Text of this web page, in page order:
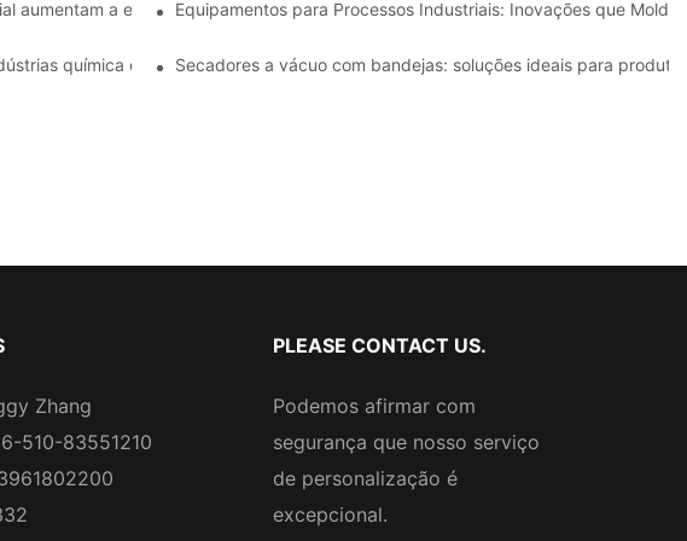
aumentam a eficiência operacionalEquipamentos para Processos Industriais: Inovações que
química e alimentíciaSecadores a vácuo com bandejas: soluções ideais para
Zhang
510-83551210
PLEASE CONTACT US.
Podemos afirmar com
segurança que nosso serviço
de personalização é
excepcional.